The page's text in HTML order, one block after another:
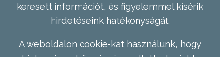
keresett információt, és figyelemmel kísérik
hirdetéseink hatékonyságát.
A weboldalon cookie-kat használunk, hogy